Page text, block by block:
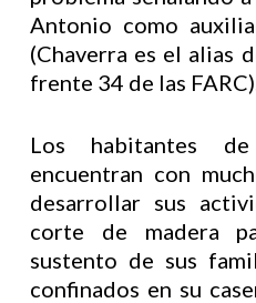
Antonio como
(Chaverra es el alias
frente 34 de las
Los habitantes
encuentran con
desarrollar sus
corte de madera
sustento de sus
confinados en su